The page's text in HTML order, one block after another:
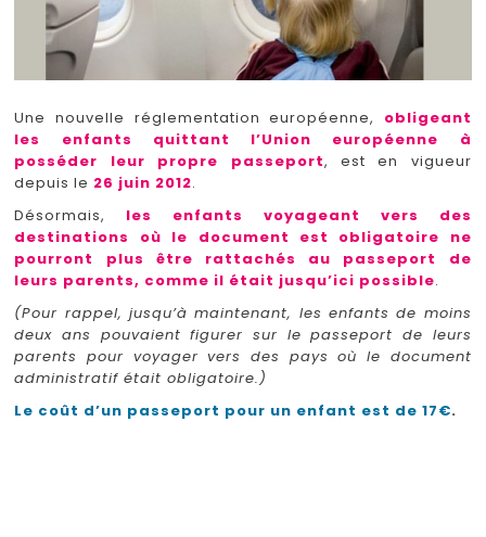
Une nouvelle réglementation européenne, obligeant
les enfants quittant l’Union européenne à
posséder leur propre passeport, est en vigueur
depuis le 26 juin 2012.
Désormais, les enfants voyageant vers des
destinations où le document est obligatoire ne
pourront plus être rattachés au passeport de
leurs parents, comme il était jusqu’ici possible.
(Pour rappel, jusqu’à maintenant, les enfants de moins
deux ans pouvaient figurer sur le passeport de leurs
parents pour voyager vers des pays où le document
administratif était obligatoire.)
Le coût d’un passeport pour un enfant est de 17€.